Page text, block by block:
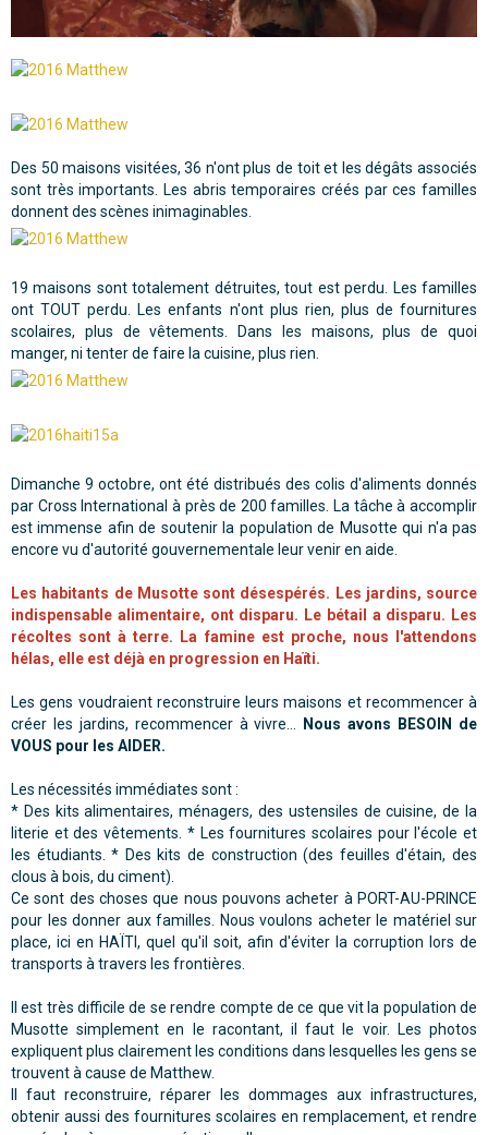
Des 50 maisons visitées, 36 n'ont plus de toit et les dégâts associés
sont très importants. Les abris temporaires créés par ces familles
donnent des scènes inimaginables.
19 maisons sont totalement détruites, tout est perdu. Les familles
ont TOUT perdu. Les enfants n'ont plus rien, plus de fournitures
scolaires, plus de vêtements. Dans les maisons, plus de quoi
manger, ni tenter de faire la cuisine, plus rien.
Dimanche 9 octobre, ont été distribués des colis d'aliments donnés
par Cross International à près de 200 familles. La tâche à accomplir
est immense afin de soutenir la population de Musotte qui n'a pas
encore vu d'autorité gouvernementale leur venir en aide.
Les habitants de Musotte sont désespérés. Les jardins, source
indispensable alimentaire, ont disparu. Le bétail a disparu. Les
récoltes sont à terre. La famine est proche, nous l'attendons
hélas, elle est déjà en progression en Haïti.
Les gens voudraient reconstruire leurs maisons et recommencer à
créer les jardins, recommencer à vivre...
Nous avons BESOIN de
VOUS pour les AIDER.
Les nécessités immédiates sont :
* Des kits alimentaires, ménagers, des ustensiles de cuisine, de la
literie et des vêtements. * Les fournitures scolaires pour l'école et
les étudiants. * Des kits de construction (des feuilles d'étain, des
clous à bois, du ciment).
Ce sont des choses que nous pouvons acheter à PORT-AU-PRINCE
pour les donner aux familles. Nous voulons acheter le matériel sur
place, ici en HAÏTI, quel qu'il soit, afin d'éviter la corruption lors de
transports à travers les frontières.
Il est très difficile de se rendre compte de ce que vit la population de
Musotte simplement en le racontant, il faut le voir. Les photos
expliquent plus clairement les conditions dans lesquelles les gens se
trouvent à cause de Matthew.
Il faut reconstruire, réparer les dommages aux infrastructures,
obtenir aussi des fournitures scolaires en remplacement, et rendre